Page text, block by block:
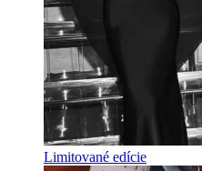
Limitované edície